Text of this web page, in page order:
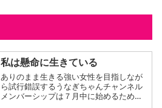
私は懸命に生きている
ありのまま生きる強い女性を目指しなが
ら試行錯誤するうなぎちゃんチャンネル
メンバーシップは７月中に始めるため準